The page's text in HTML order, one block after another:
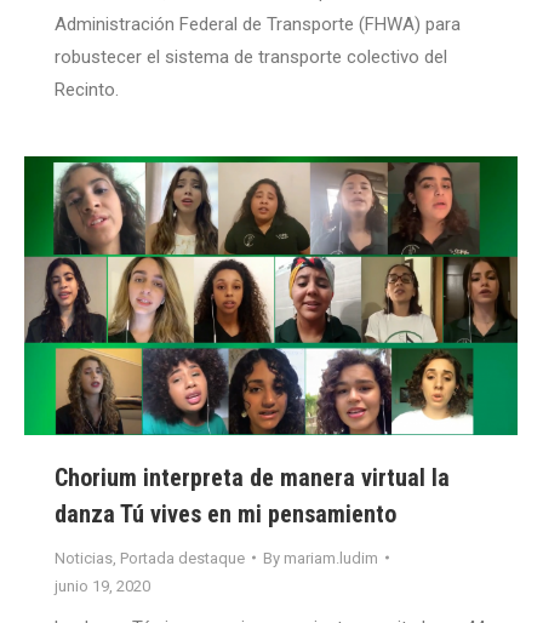
Administración Federal de Transporte (FHWA) para
robustecer el sistema de transporte colectivo del
Recinto.
Chorium interpreta de manera virtual la
danza Tú vives en mi pensamiento
Noticias Portada destaque By mariam.ludim
junio 19, 2020